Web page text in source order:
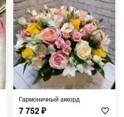
Гармоничный аккорд
7 752₽